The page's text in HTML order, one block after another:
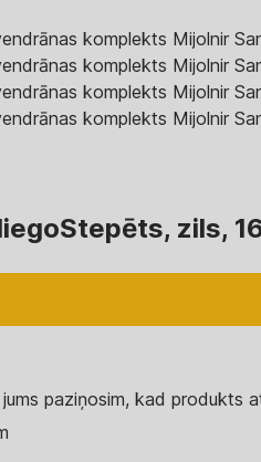
Stepēts, zils,
paziņosim, kad produkts